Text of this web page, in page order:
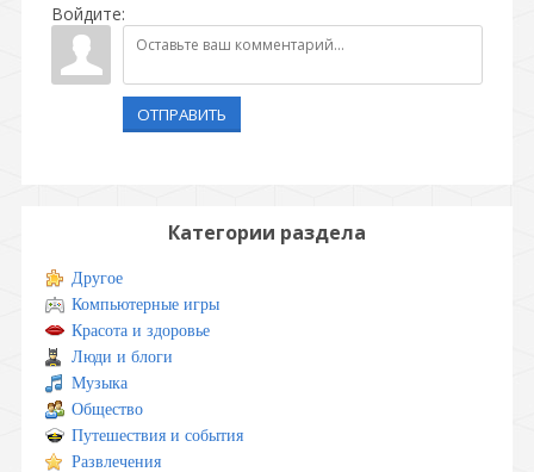
Войдите:
ОТПРАВИТЬ
Категории раздела
Другое
Компьютерные игры
Красота и здоровье
Люди и блоги
Музыка
Общество
Путешествия и события
Развлечения